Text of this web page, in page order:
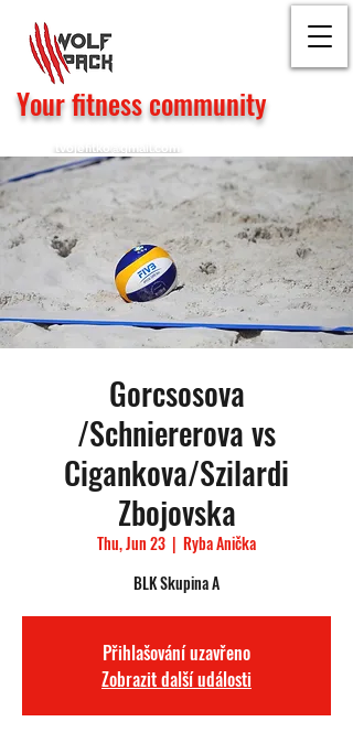
Your fitness community
tvojefitko@gmail.com
Gorcsosova
/Schniererova vs
Cigankova/Szilardi
Zbojovska
Thu, Jun 23
  |
Ryba Anička
BLK Skupina A
Přihlašování uzavřeno
Zobrazit další události